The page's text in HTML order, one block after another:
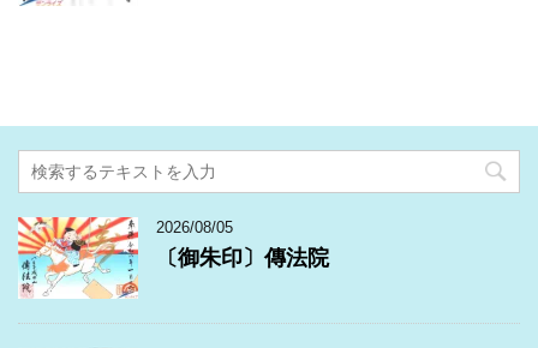
2026/08/05
〔御朱印〕傳法院